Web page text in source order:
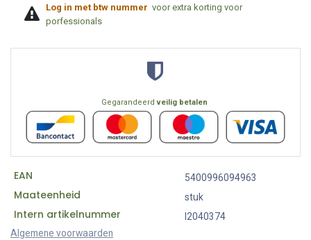
Log in met btw nummer voor extra korting voor
porfessionals
Gegarandeerdveilig betalen
EAN 5400996094963
Maateenheid stuk
Intern artikelnummer
I2040374
Algemene voorwaarden